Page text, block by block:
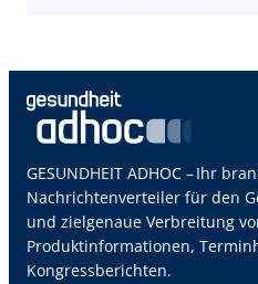
GESUNDHEIT ADHOC – Ihr
Nachrichtenverteiler für den
und zielgenaue Verbreitung
Produktinformationen,
Kongressberichten.